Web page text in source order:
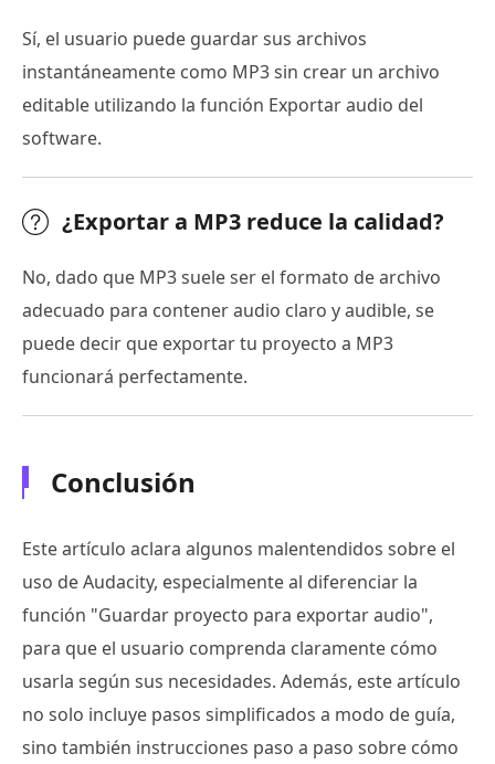
Sí, el usuario puede guardar sus archivos
instantáneamente como MP3 sin crear un archivo
editable utilizando la función Exportar audio del
software.
¿Exportar a MP3 reduce la calidad?
No, dado que MP3 suele ser el formato de archivo
adecuado para contener audio claro y audible, se
puede decir que exportar tu proyecto a MP3
funcionará perfectamente.
Conclusión
Este artículo aclara algunos malentendidos sobre el
uso de Audacity, especialmente al diferenciar la
función "Guardar proyecto para exportar audio",
para que el usuario comprenda claramente cómo
usarla según sus necesidades. Además, este artículo
no solo incluye pasos simplificados a modo de guía,
sino también instrucciones paso a paso sobre cómo